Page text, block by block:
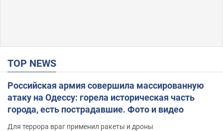
TOP NEWS
Российская армия совершила массированную
атаку на Одессу: горела историческая часть
города, есть пострадавшие. Фото и видео
Для террора враг применил ракеты и дроны